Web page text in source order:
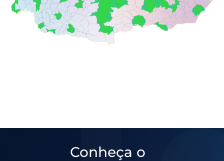
Conheça o